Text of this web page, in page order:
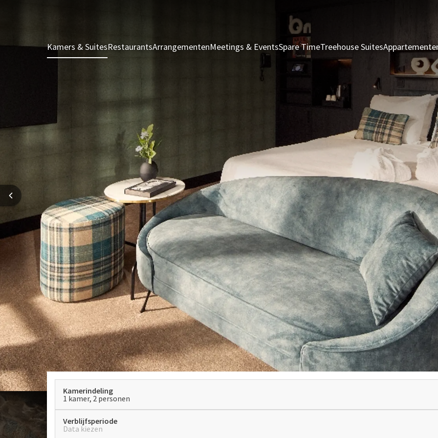
Kamers & SuitesRestaurantsArrangementenMeetings & EventsSpare TimeTreehouse Suites
Kamerindeling
1 kamer, 2 personen
Verblijfsperiode
Data kiezen